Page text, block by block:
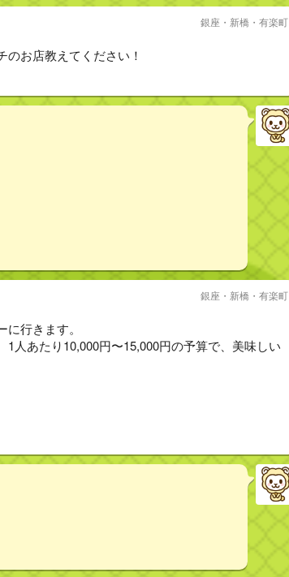
銀座・新橋・有楽町
お店教えてください！
銀座・新橋・有楽町
行きます。
人あたり10,000円〜15,000円の予算で、美味しい